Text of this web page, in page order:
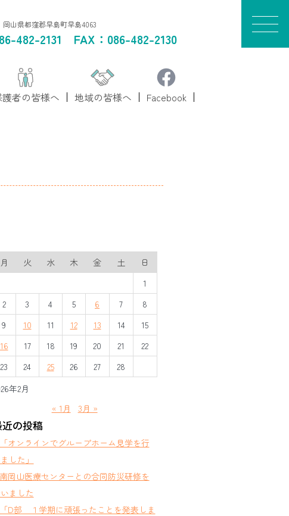
山県都窪郡早島町早島4063
482-2131 FAX：086-482-2130
者の皆様へ 地域の皆様へ Facebook
年2月
月 火 水 木 金 土
日
1
2
3 4 5 6 7
8
9
10 11 12 13 14
15
16
17 18 19 20 21
22
23
24 25 26 27 28
« 1月 3月 »
近の投稿
「オンラインでグループホーム見学を行
した」
南岡山医療センターとの合同防災研修を
ました
「D部 １学期に頑張ったことを発表しま